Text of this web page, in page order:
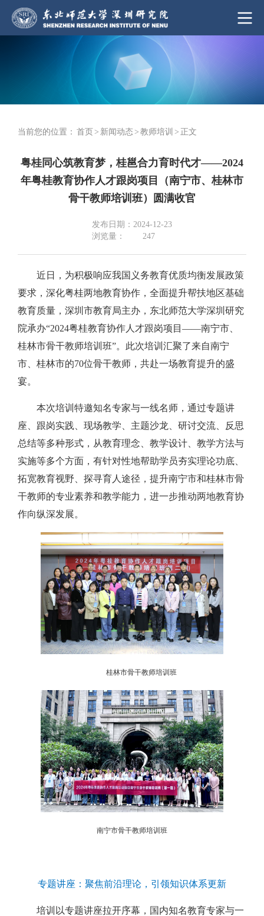
当前您的位置： 首页> 新闻动态> 教师培训 > 正文
粤桂同心筑教育梦，桂邕合力育时代才——2024
年粤桂教育协作人才跟岗项目（南宁市、桂林市
骨干教师培训班）圆满收官
发布日期：2024-12-23
浏览量：
247
近日，为积极响应我国义务教育优质均衡发展政策
要求，深化粤桂两地教育协作，全面提升帮扶地区基础
教育质量，深圳市教育局主办，东北师范大学深圳研究
院承办“2024粤桂教育协作人才跟岗项目——南宁市、
桂林市骨干教师培训班”。此次培训汇聚了来自南宁
市、桂林市的70位骨干教师，共赴一场教育提升的盛
宴。
本次培训特邀知名专家与一线名师，通过专题讲
座、跟岗实践、现场教学、主题沙龙、研讨交流、反思
总结等多种形式，从教育理念、教学设计、教学方法与
实施等多个方面，有针对性地帮助学员夯实理论功底、
拓宽教育视野、探寻育人途径，提升南宁市和桂林市骨
干教师的专业素养和教学能力，进一步推动两地教育协
作向纵深发展。
桂林市骨干教师培训班
南宁市骨干教师培训班
专题讲座：聚焦前沿理论，引领知识体系更新
培训以专题讲座拉开序幕，国内知名教育专家与一